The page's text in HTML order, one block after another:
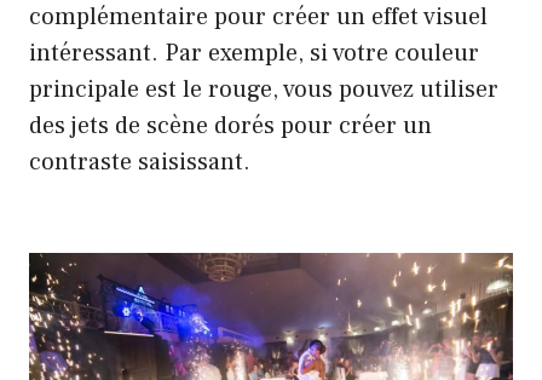
complémentaire pour créer un effet visuel
intéressant. Par exemple, si votre couleur
principale est le rouge, vous pouvez utiliser
des jets de scène dorés pour créer un
contraste saisissant.